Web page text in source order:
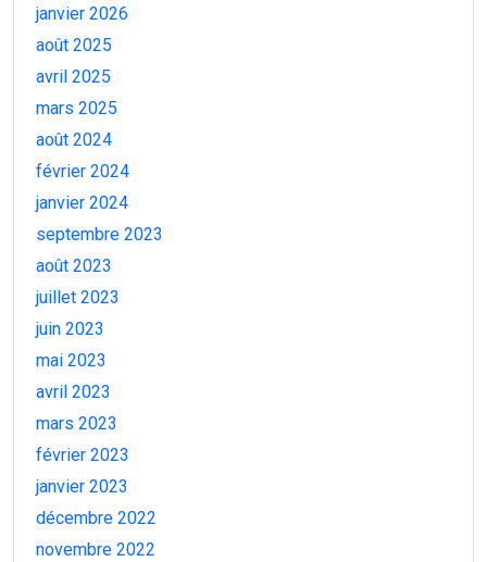
janvier 2026
août 2025
avril 2025
mars 2025
août 2024
février 2024
janvier 2024
septembre 2023
août 2023
juillet 2023
juin 2023
mai 2023
avril 2023
mars 2023
février 2023
janvier 2023
décembre 2022
novembre 2022